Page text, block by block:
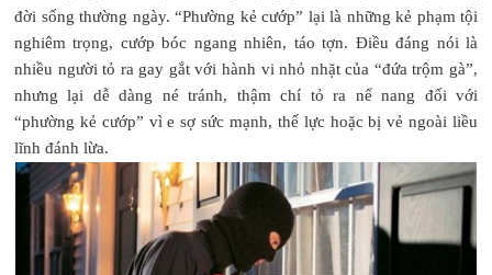
đời sống thường ngày. “Phường kẻ cướp” lại là những kẻ phạm tội
nghiêm trọng, cướp bóc ngang nhiên, táo tợn. Điều đáng nói là
nhiều người tỏ ra gay gắt với hành vi nhỏ nhặt của “đứa trộm gà”,
nhưng lại dễ dàng né tránh, thậm chí tỏ ra nể nang đối với
“phường kẻ cướp” vì e sợ sức mạnh, thế lực hoặc bị vẻ ngoài liều
lĩnh đánh lừa.